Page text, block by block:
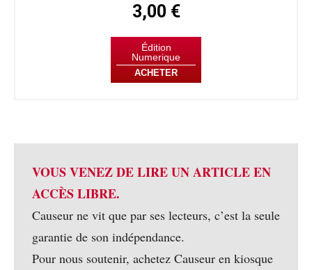
3,00 €
Édition
Numerique
ACHETER
VOUS VENEZ DE LIRE UN ARTICLE EN
ACCÈS LIBRE.
Causeur ne vit que par ses lecteurs, c’est la seule
garantie de son indépendance.
Pour nous soutenir, achetez Causeur en kiosque